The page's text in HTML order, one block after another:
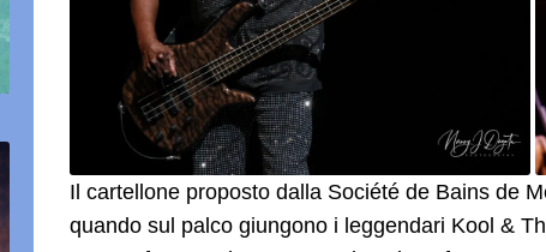
Il cartellone proposto dalla Société de Bains de
quando sul palco giungono i leggendari Kool &